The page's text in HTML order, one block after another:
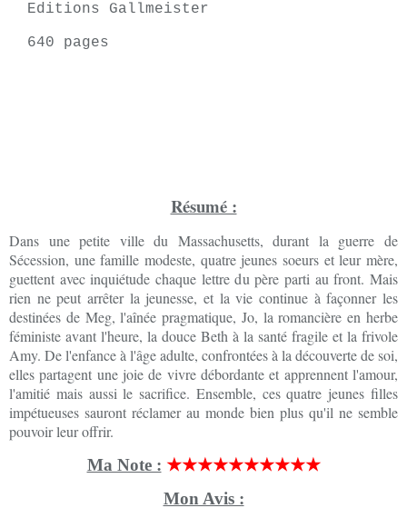
Editions Gallmeister
640 pages
Résumé :
Dans une petite ville du Massachusetts, durant la guerre de
Sécession, une famille modeste, quatre jeunes soeurs et leur mère,
guettent avec inquiétude chaque lettre du père parti au front. Mais
rien ne peut arrêter la jeunesse, et la vie continue à façonner les
destinées de Meg, l'aînée pragmatique, Jo, la romancière en herbe
féministe avant l'heure, la douce Beth à la santé fragile et la frivole
Amy. De l'enfance à l'âge adulte, confrontées à la découverte de soi,
elles partagent une joie de vivre débordante et apprennent l'amour,
l'amitié mais aussi le sacrifice. Ensemble, ces quatre jeunes filles
impétueuses sauront réclamer au monde bien plus qu'il ne semble
pouvoir leur offrir.
Ma Note : ★★★★★★★★★★
Mon Avis :